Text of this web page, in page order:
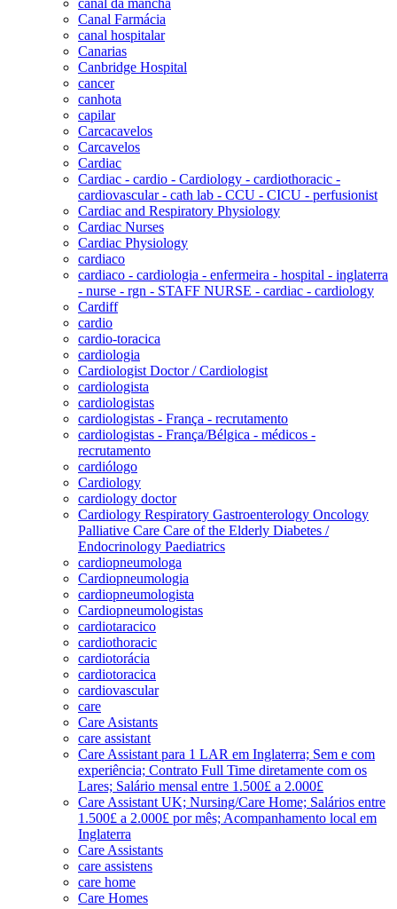
Canal Farmácia
canal hospitalar
Canarias
Canbridge Hospital
cancer
canhota
capilar
Carcacavelos
Carcavelos
Cardiac
Cardiac - cardio - Cardiology - cardiothoracic -
cardiovascular - cath lab - CCU - CICU - perfusionist
Cardiac and Respiratory Physiology
Cardiac Nurses
Cardiac Physiology
cardiaco
cardiaco - cardiologia - enfermeira - hospital - inglaterra
- nurse - rgn - STAFF NURSE - cardiac - cardiology
Cardiff
cardio
cardio-toracica
cardiologia
Cardiologist Doctor / Cardiologist
cardiologista
cardiologistas
cardiologistas - França - recrutamento
cardiologistas - França/Bélgica - médicos -
recrutamento
cardiólogo
Cardiology
cardiology doctor
Cardiology Respiratory Gastroenterology Oncology
Palliative Care Care of the Elderly Diabetes /
Endocrinology Paediatrics
cardiopneumologa
Cardiopneumologia
cardiopneumologista
Cardiopneumologistas
cardiotaracico
cardiothoracic
cardiotorácia
cardiotoracica
cardiovascular
care
Care Asistants
care assistant
Care Assistant para 1 LAR em Inglaterra; Sem e com
experiência; Contrato Full Time diretamente com os
Lares; Salário mensal entre 1.500£ a 2.000£
Care Assistant UK; Nursing/Care Home; Salários entre
1.500£ a 2.000£ por mês; Acompanhamento local em
Inglaterra
Care Assistants
care assistens
care home
Care Homes